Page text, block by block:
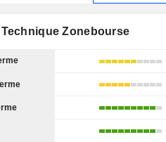
Zonebourse